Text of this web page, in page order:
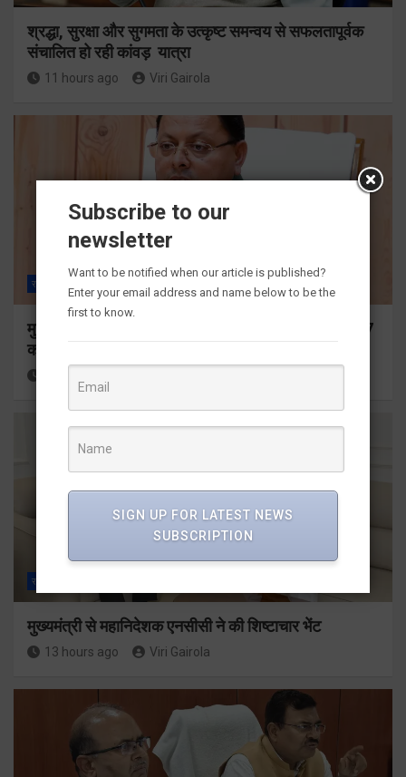
श्रद्धा, सुरक्षा और सुगमता के उत्कृष्ट समन्वय से सफलतापूर्वक
संचालित हो रही कांवड़ यात्रा
11 hours ago Viri Gairola
राज्य
मुख्यमंत्री ने प्रदान की विभिन्न विकास योजनाओं के लिए 1967
करोड़ की वित्तीय स्वीकृति
राज्य
मुख्यमंत्री से महानिदेशक एनसीसी ने की शिष्टाचार भेंट
13 hours ago Viri Gairola
Subscribe to our
newsletter
Want to be notified when our article is published?
Enter your email address and name below to be the
first to know.
SIGN UP FOR LATEST NEWS
SUBSCRIPTION